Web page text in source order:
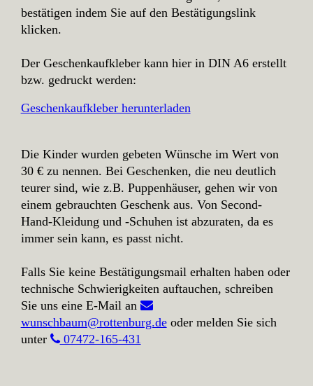
bestätigen indem Sie auf den Bestätigungslink
klicken.
Der Geschenkaufkleber kann hier in DIN A6 erstellt
bzw. gedruckt werden:
Geschenkaufkleber herunterladen
Die Kinder wurden gebeten Wünsche im Wert von
30 € zu nennen. Bei Geschenken, die neu deutlich
teurer sind, wie z.B. Puppenhäuser, gehen wir von
einem gebrauchten Geschenk aus. Von Second-
Hand-Kleidung und -Schuhen ist abzuraten, da es
immer sein kann, es passt nicht.
Falls Sie keine Bestätigungsmail erhalten haben oder
technische Schwierigkeiten auftauchen, schreiben
Sie uns eine E-Mail an
wunschbaum@rottenburg.deoder melden Sie sich
unter
07472-165-431